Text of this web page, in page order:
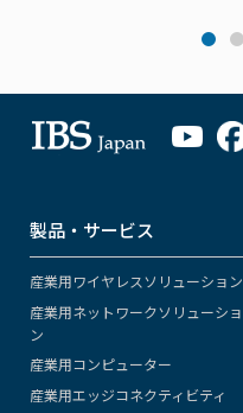
製品・サービス
産業用ワイヤレスソリューション
産業用ネットワークソリューショ
ン
産業用コンピューター
産業用エッジコネクティビティ